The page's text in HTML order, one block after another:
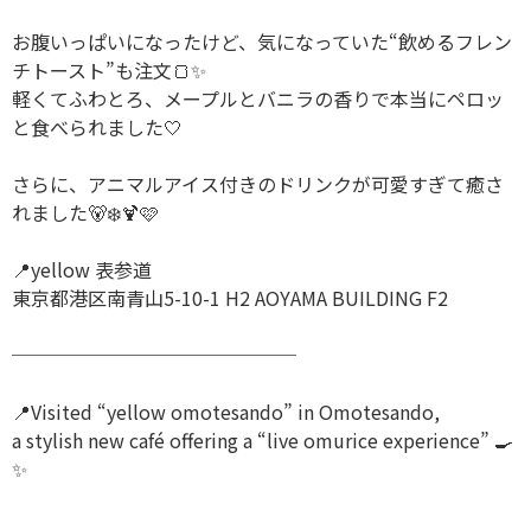
お腹いっぱいになったけど、気になっていた“飲めるフレン
チトースト”も注文🍞✨
軽くてふわとろ、メープルとバニラの香りで本当にペロッ
と食べられました🤍
さらに、アニマルアイス付きのドリンクが可愛すぎて癒さ
れました🐻‍❄🍹🩷
📍yellow 表参道
東京都港区南青山5-10-1 H2 AOYAMA BUILDING F2
───────────────
📍Visited “yellow omotesando” in Omotesando,
a stylish new café offering a “live omurice experience” 🍳
✨